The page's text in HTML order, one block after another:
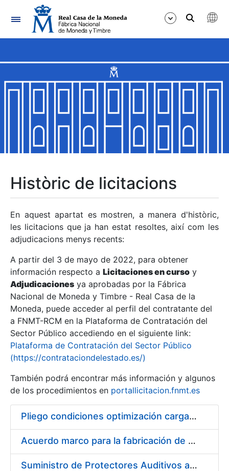
Navegació
Mostra/Amaga
Mostra/Amaga
Mostra/Amaga
Mostra/Amaga
Mostra/Amaga
Mostra/Amaga
Històric de licitacions
En aquest apartat es mostren, a manera d'històric,
les licitacions que ja han estat resoltes, així com les
adjudicacions menys recents:
A partir del 3 de mayo de 2022, para obtener
información respecto a Licitaciones en curso y
Adjudicaciones ya aprobadas por la Fábrica
Nacional de Moneda y Timbre - Real Casa de la
Moneda, puede acceder al perfil del contratante del
a FNMT-RCM en la Plataforma de Contratación del
Sector Público accediendo en el siguiente link:
Plataforma de Contratación del Sector Público
(https://contrataciondelestado.es/)
También podrá encontrar más información y algunos
de los procedimientos en portallicitacion.fnmt.es
Pliego condiciones optimización cargas compras firmado
Acuerdo marco para la fabricación de piezas
Suministro de Protectores Auditivos a medida para las personas trabajadoras de los Centros de Trabajo de Madrid y Burgos